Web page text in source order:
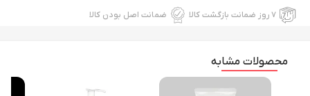
۷ روز ضمانت بازگشت کالا ضمانت اصل بودن کالا
محصولات مشابه